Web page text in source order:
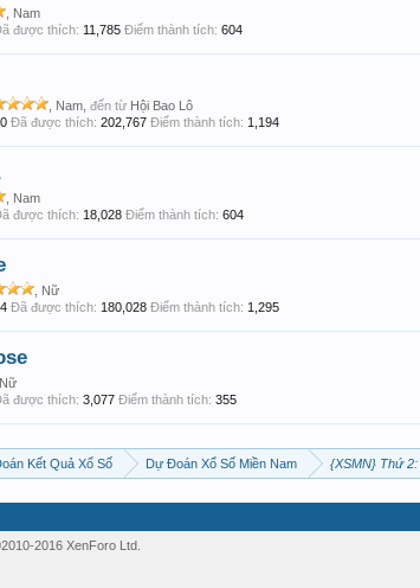
, Nam
được thích: 11,785 Điểm thành tích: 604
, Nam, đến từ Hội Bao Lô
Đã được thích: 202,767 Điểm thành tích: 1,194
, Nam
được thích: 18,028 Điểm thành tích: 604
, Nữ
Đã được thích: 180,028 Điểm thành tích: 1,295
, Nữ
được thích: 3,077 Điểm thành tích: 355
Kết Quả Xổ Số Dự Đoán Xổ Số Miền Nam {XSMN} Thứ 2:
2016 XenForo Ltd.